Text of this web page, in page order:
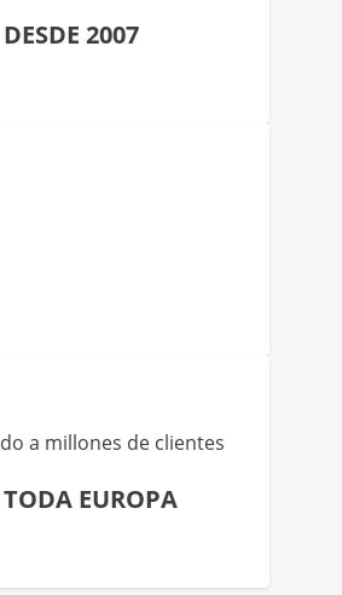
DESDE 2007
a millones de clientes
EUROPA